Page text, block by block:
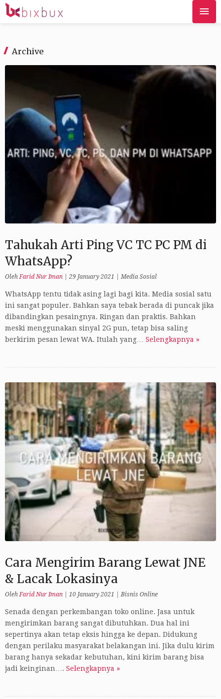
Archive
Tahukah Arti Ping VC TC PC PM di
WhatsApp?
OlehFarid Nur Iman 29 January 2021 |Media Sosial
WhatsApp tentu tidak asing lagi bagi kita. Media sosial satu
ini sangat populer. Bahkan saya tebak berada di puncak jika
dibandingkan pesaingnya. Ringan dan praktis. Bahkan
meski menggunakan sinyal 2G pun, tetap bisa saling
berkirim pesan lewat WA. Itulah yang… Selengkapnya »
Cara Mengirim Barang Lewat JNE
& Lacak Lokasinya
Oleh Farid Nur Iman 10 January 2021 Bisnis Online
Senada dengan perkembangan toko online. Jasa untuk
mengirimkan barang sangat dibutuhkan. Dua hal ini
sepertinya akan tetap eksis hingga ke depan. Didukung
dengan perilaku masyarakat belakangan ini. Jika dulu kirim
barang hanya sekadar kebutuhan, kini kirim barang bisa
jadi keinginan…. Selengkapnya »